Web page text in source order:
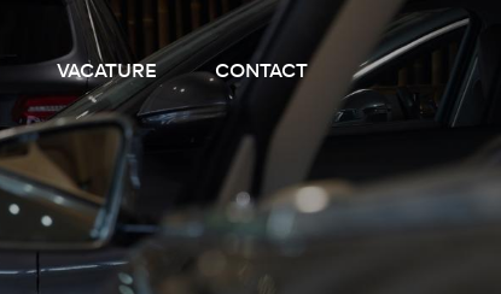
VACATURE CONTACT